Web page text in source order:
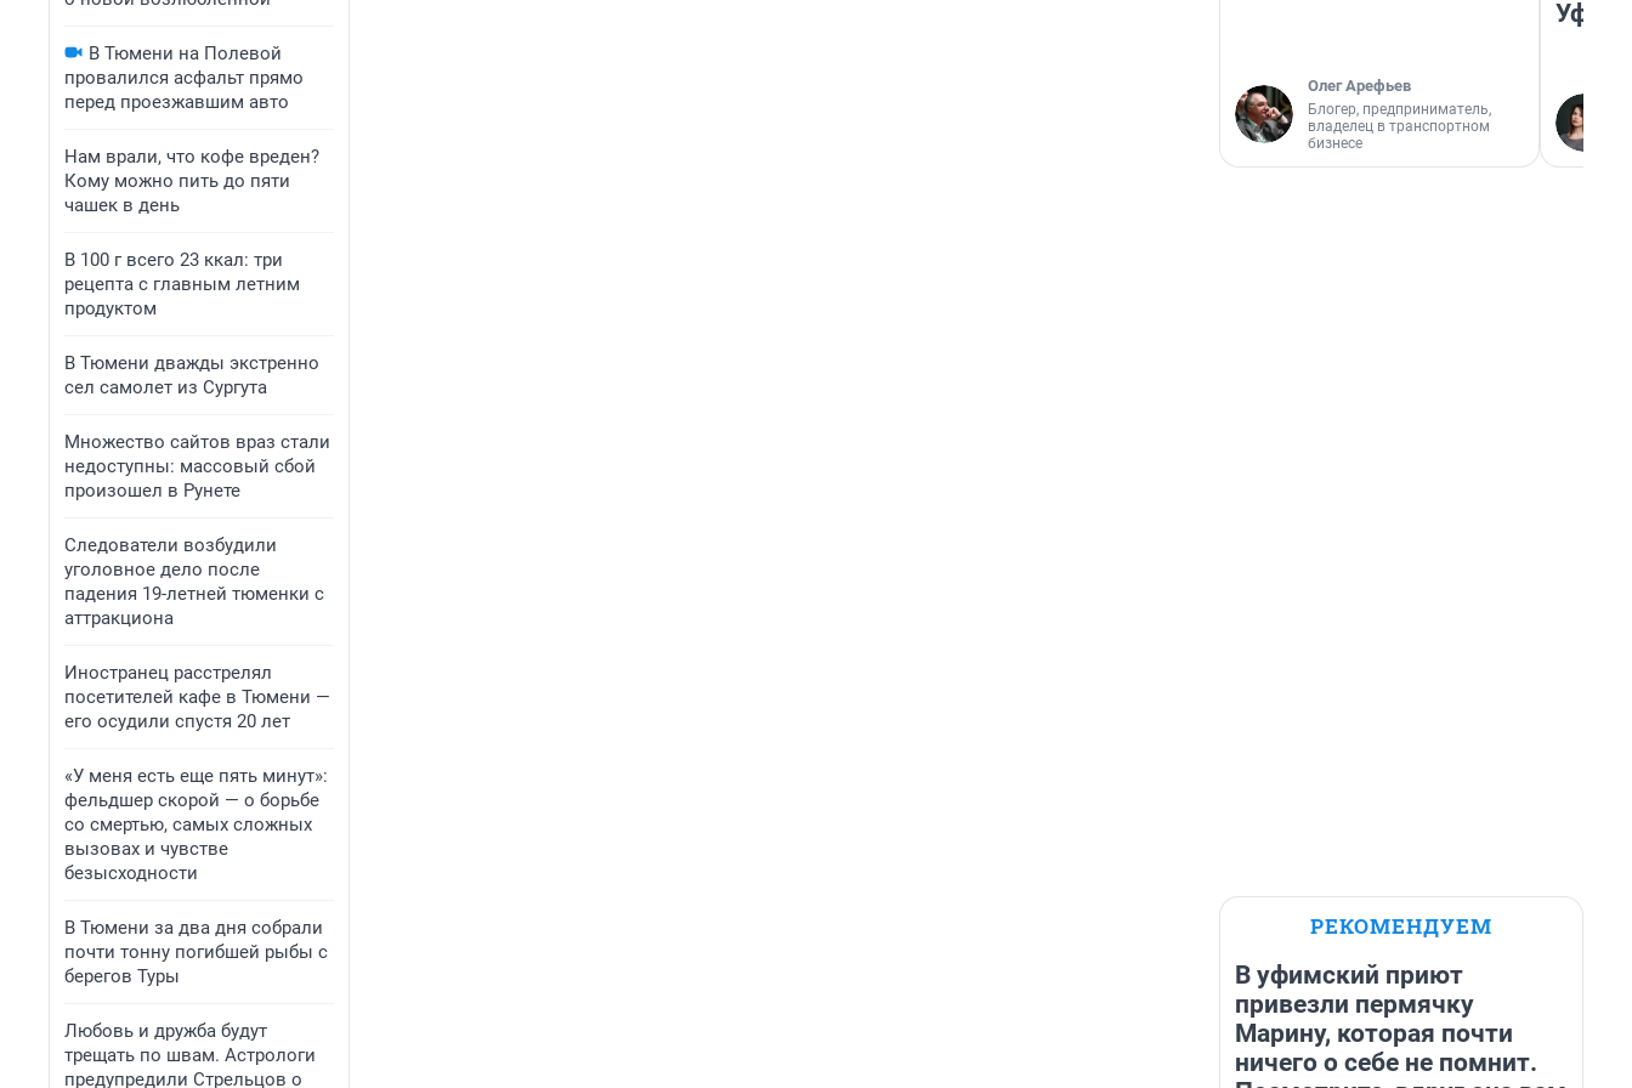
В Тюмени на Полевой
провалился асфальт прямо
перед проезжавшим авто
Нам врали, что кофе вреден?
Кому можно пить до пяти
чашек в день
В 100 г всего 23 ккал: три
рецепта с главным летним
продуктом
В Тюмени дважды экстренно
сел самолет из Сургута
Множество сайтов враз стали
недоступны: массовый сбой
произошел в Рунете
Следователи возбудили
уголовное дело после
падения 19-летней тюменки с
аттракциона
Иностранец расстрелял
посетителей кафе в Тюмени —
его осудили спустя 20 лет
«У меня есть еще пять минут»:
фельдшер скорой — о борьбе
со смертью, самых сложных
вызовах и чувстве
безысходности
В Тюмени за два дня собрали
почти тонну погибшей рыбы с
берегов Туры
Любовь и дружба будут
трещать по швам. Астрологи
предупредили Стрельцов о
Олег Арефьев
Блогер, предприниматель,
владелец в транспортном
бизнесе
Уфа
РЕКОМЕНДУЕМ
В уфимский приют
привезли пермячку
Марину, которая почти
ничего о себе не помнит.